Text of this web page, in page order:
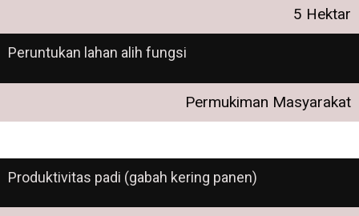
5 Hektar
Peruntukan lahan alih fungsi
Permukiman Masyarakat
Produktivitas padi (gabah kering panen)